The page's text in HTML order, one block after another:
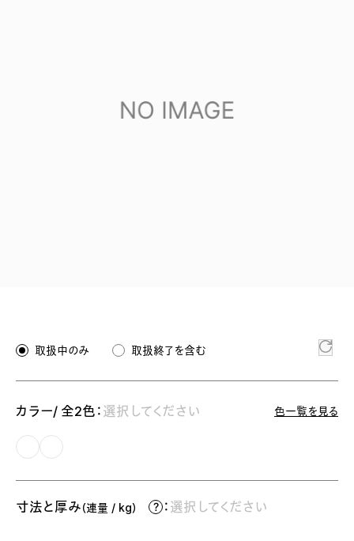
取扱中のみ 取扱終了を含む
カラー/ 全2色： 選択してください 色一覧を見る
寸法と厚み（連量 / kg） ： 選択してください